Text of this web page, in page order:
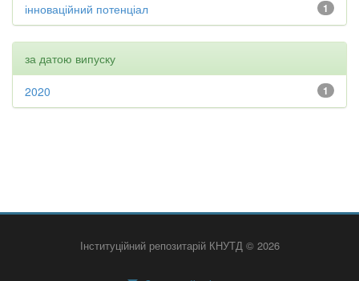
1
інноваційний потенціал
за датою випуску
1
2020
Інституційний репозитарій КНУТД © 2026